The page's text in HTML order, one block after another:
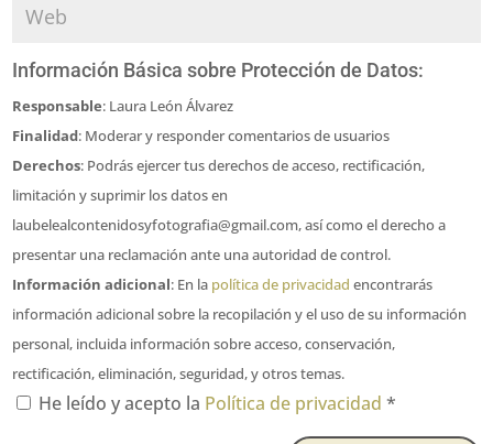
Información Básica sobre Protección de Datos:
Responsable: Laura León Álvarez
Finalidad: Moderar y responder comentarios de usuarios
Derechos: Podrás ejercer tus derechos de acceso, rectificación,
limitación y suprimir los datos en
laubelealcontenidosyfotografia@gmail.com, así como el derecho a
presentar una reclamación ante una autoridad de control.
Información adicional: En la política de privacidad encontrarás
información adicional sobre la recopilación y el uso de su información
personal, incluida información sobre acceso, conservación,
rectificación, eliminación, seguridad, y otros temas.
He leído y acepto la Política de privacidad*